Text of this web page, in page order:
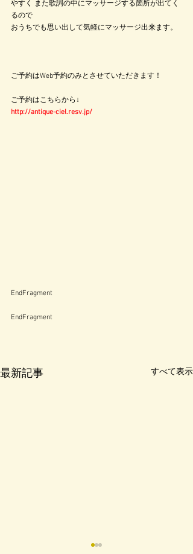
やすく また歌詞の中にマッサージする箇所が出てく
るので
おうちでも思い出して気軽にマッサージ出来ます。
ご予約はWeb予約のみとさせていただきます！
ご予約はこちらから↓
http://antique-ciel.resv.jp/
EndFragment
EndFragment
最新記事 すべて表示